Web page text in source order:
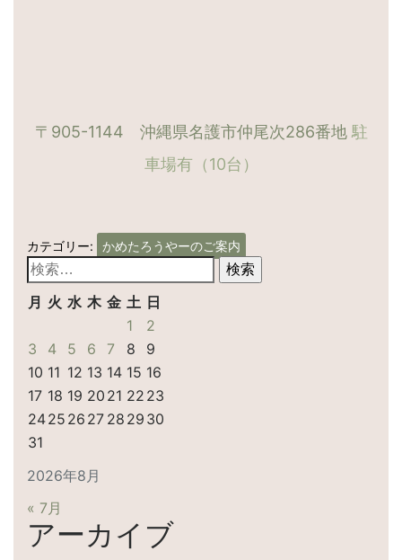
〒905-1144 沖縄県名護市仲尾次286番地駐
車場有（10台）
カテゴリー: かめたろうやーのご案内
検
索:
2026年8月
月 火 水 木 金 土 日
1
2
3
4 5 6 7 8
9
10 11 12 13 14 15 16
17 18 19 20 21 22 23
2425 26 27 28 29 30
31
« 7月
アーカイブ